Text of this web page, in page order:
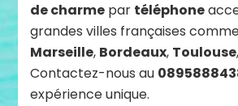
de charme par téléphone
grandes villes françaises
Marseille, Bordeaux, Toulouse
Contactez-nous au
expérience unique.